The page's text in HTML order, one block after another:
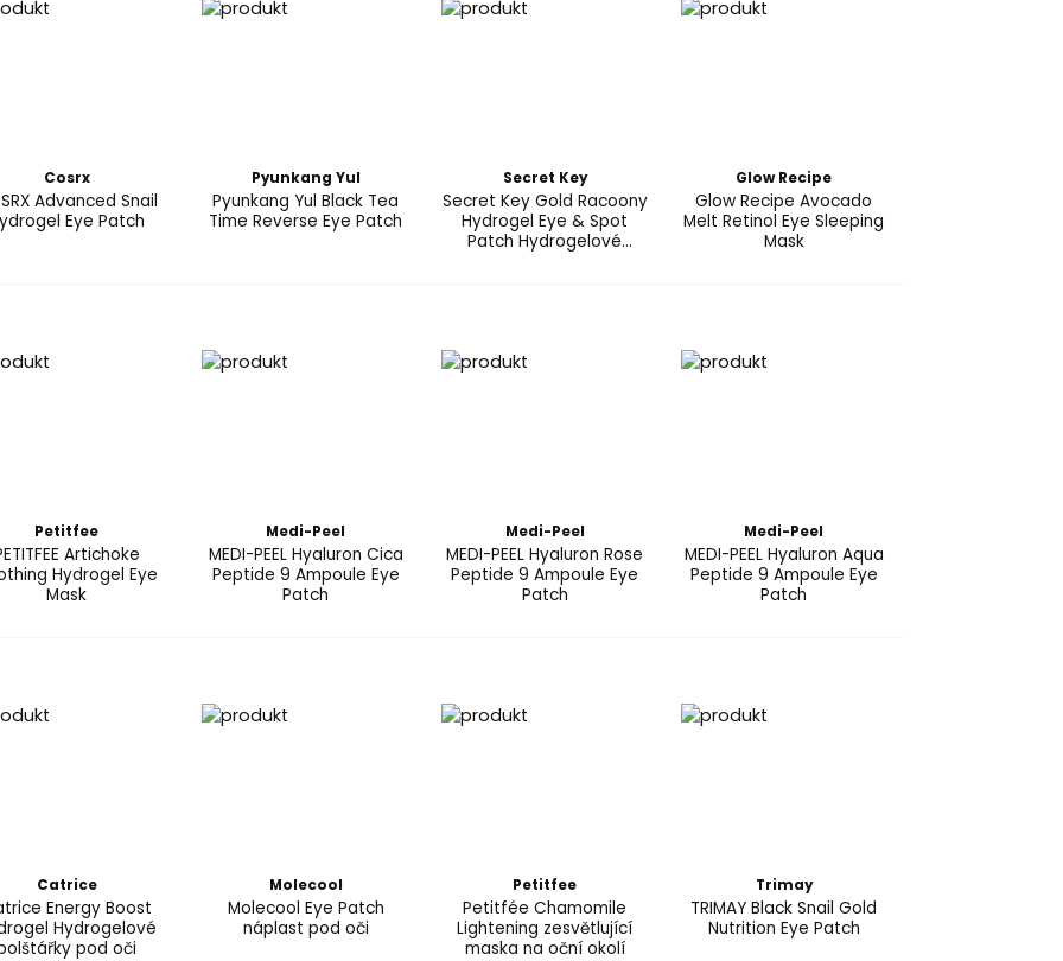
Cosrx
Advanced Snail
Eye Patch
Pyunkang Yul
Pyunkang Yul Black Tea
Time Reverse Eye Patch
Secret Key
Secret Key Gold Racoony
Hydrogel Eye & Spot
Patch Hydrogelové
Glow Recipe
Glow Recipe Avocado
Melt Retinol Eye Sleeping
Mask
Petitfee
Artichoke
Hydrogel Eye
Mask
Medi-Peel
MEDI-PEEL Hyaluron Cica
Peptide 9 Ampoule Eye
Patch
Medi-Peel
MEDI-PEEL Hyaluron Rose
Peptide 9 Ampoule Eye
Patch
Medi-Peel
MEDI-PEEL Hyaluron Aqua
Peptide 9 Ampoule Eye
Patch
Catrice
Energy Boost
Hydrogelové
pod oči
Molecool
Molecool Eye Patch
náplast pod oči
Petitfee
Petitfée Chamomile
Lightening zesvětlující
maska na oční okolí
Trimay
TRIMAY Black Snail Gold
Nutrition Eye Patch